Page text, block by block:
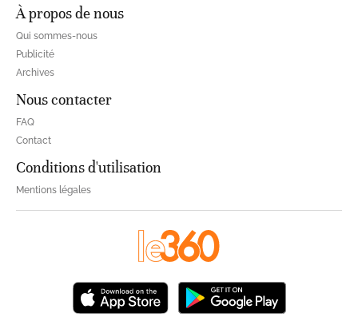
À propos de nous
Qui sommes-nous
Publicité
Archives
Nous contacter
FAQ
Contact
Conditions d'utilisation
Mentions légales